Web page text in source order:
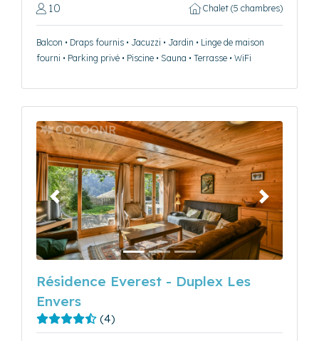
10 Chalet (5 chambres)
Balcon • Draps fournis • Jacuzzi • Jardin • Linge de maison
fourni • Parking privé • Piscine • Sauna • Terrasse • WiFi
Précédent Suivant
Résidence Everest - Duplex Les
Envers
(4)